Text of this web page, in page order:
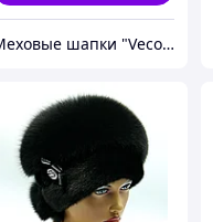
Меховые шапки "Vecons"